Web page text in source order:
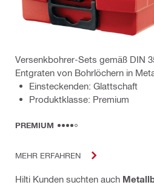
Versenkbohrer-Sets gemäß DIN
Entgraten von Bohrlöchern in
Einsteckenden: Glattschaft
Produktklasse: Premium
PREMIUM
MEHR ERFAHREN
Hilti Kunden suchten auch